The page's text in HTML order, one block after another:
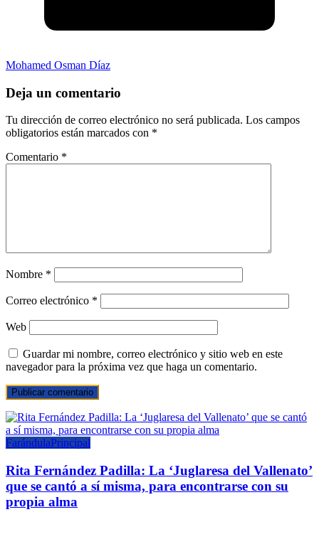
Mohamed Osman Díaz
Deja un comentario
Tu dirección de correo electrónico no será publicada. Los campos
obligatorios están marcados con *
Comentario *
Nombre *
Correo electrónico *
Web
Guardar mi nombre, correo electrónico y sitio web en este
navegador para la próxima vez que haga un comentario.
FarándulaPrincipal
Rita Fernández Padilla: La ‘Juglaresa del Vallenato’
que se cantó a sí misma, para encontrarse con su
propia alma